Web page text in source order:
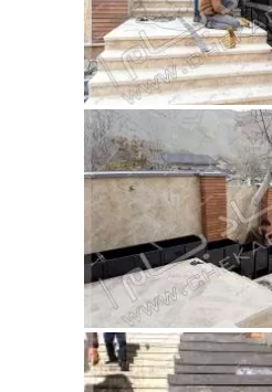
مقالات
تماس با دفتر مرکزی
درباره ما